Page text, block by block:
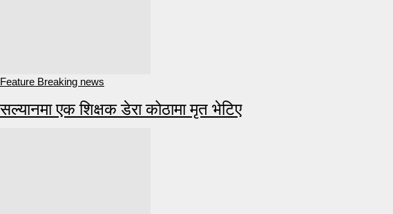
Feature Breaking news
सल्यानमा एक शिक्षक डेरा कोठामा मृत भेटिए